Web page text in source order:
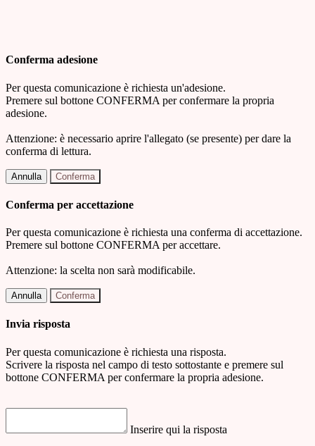
Conferma adesione
Per questa comunicazione è richiesta un'adesione.
Premere sul bottone CONFERMA per confermare la propria
adesione.
Attenzione: è necessario aprire l'allegato (se presente) per dare la
conferma di lettura.
Annulla Conferma
Conferma per accettazione
Per questa comunicazione è richiesta una conferma di accettazione.
Premere sul bottone CONFERMA per accettare.
Attenzione: la scelta non sarà modificabile.
Annulla Conferma
Invia risposta
Per questa comunicazione è richiesta una risposta.
Scrivere la risposta nel campo di testo sottostante e premere sul
bottone CONFERMA per confermare la propria adesione.
Inserire qui la risposta